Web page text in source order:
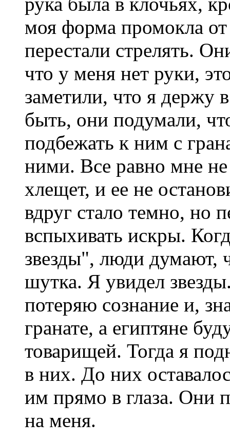
моя форма промокла от
перестали стрелять.
что у меня нет руки,
заметили, что я держу
быть, они подумали,
подбежать к ним с
ними. Все равно мне
хлещет, и ее не
вдруг стало темно, но
вспыхивать искры.
звезды", люди думают,
шутка. Я увидел
потеряю сознание и,
гранате, а египтяне
товарищей. Тогда я
в них. До них
им прямо в глаза. Они
на меня.